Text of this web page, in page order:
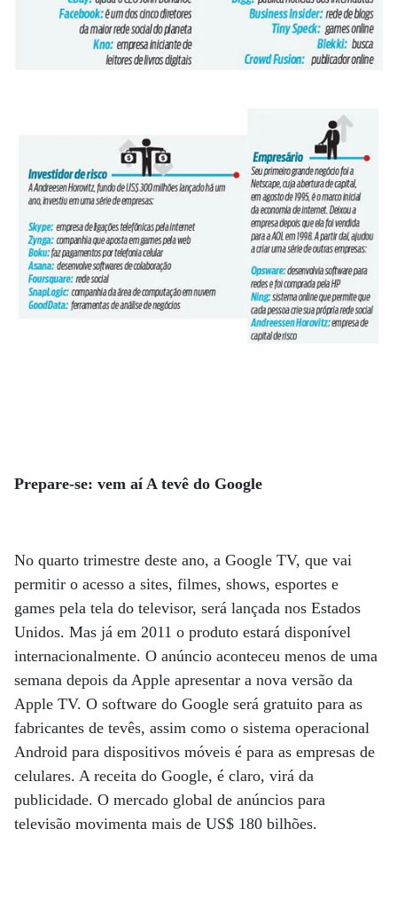
Prepare-se: vem aí A tevê do Google
No quarto trimestre deste ano, a Google TV, que vai
permitir o acesso a sites, filmes, shows, esportes e
games pela tela do televisor, será lançada nos Estados
Unidos. Mas já em 2011 o produto estará disponível
internacionalmente. O anúncio aconteceu menos de uma
semana depois da Apple apresentar a nova versão da
Apple TV. O software do Google será gratuito para as
fabricantes de tevês, assim como o sistema operacional
Android para dispositivos móveis é para as empresas de
celulares. A receita do Google, é claro, virá da
publicidade. O mercado global de anúncios para
televisão movimenta mais de US$ 180 bilhões.